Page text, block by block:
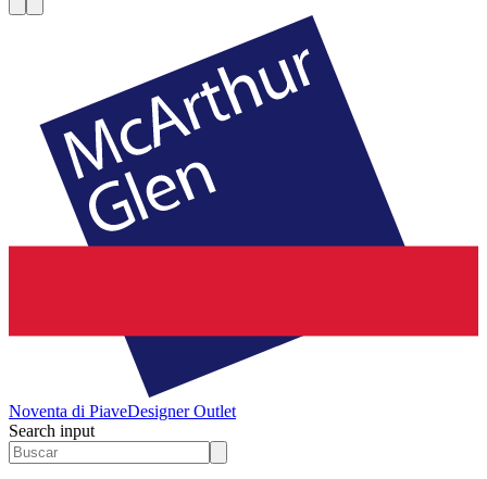
Noventa di PiaveDesigner Outlet
Search input